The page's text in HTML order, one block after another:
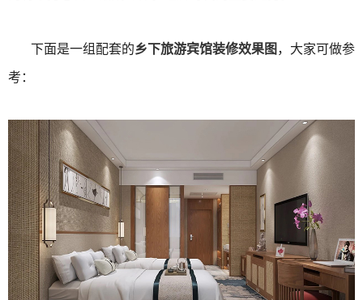
下面是一组配套的乡下旅游宾馆装修效果图 ，大家可做参
考：